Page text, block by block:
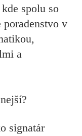
spolu so
v
a
signatár